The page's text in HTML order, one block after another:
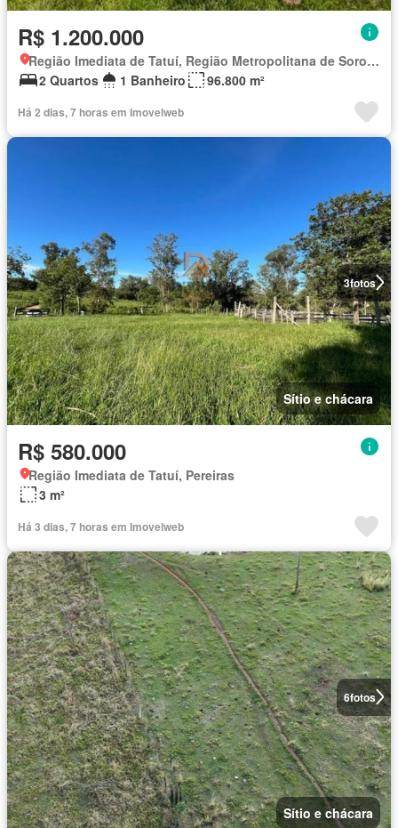
R$ 1.200.000
Região Imediata de Tatuí, Região Metropolitana de Sorocaba
2 Quartos
1 Banheiro 96.800 m²
Há 2 dias, 7 horas em Imovelweb
3fotos
Sítio e chácara
R$ 580.000
Região Imediata de Tatuí, Pereiras
3 m²
Há 3 dias, 7 horas em Imovelweb
6fotos
Sítio e chácara